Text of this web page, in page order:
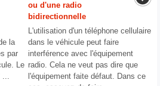
la
par
Le
...
ou d'une radio
bidirectionnelle
L'utilisation d'un téléphone cellulaire
dans le véhicule peut faire
interférence avec l'équipement
radio. Cela ne veut pas dire que
l'équipement faite défaut. Dans ce